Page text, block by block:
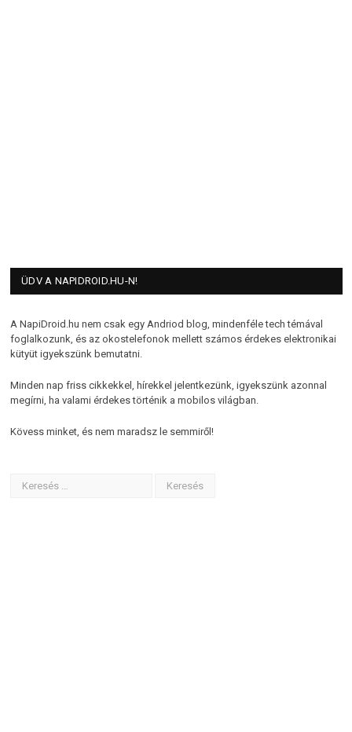
ÜDV A NAPIDROID.HU-N!
A NapiDroid.hu nem csak egy Andriod blog, mindenféle tech témával
foglalkozunk, és az okostelefonok mellett számos érdekes elektronikai
kütyüt igyekszünk bemutatni.
Minden nap friss cikkekkel, hírekkel jelentkezünk, igyekszünk azonnal
megírni, ha valami érdekes történik a mobilos világban.
Kövess minket, és nem maradsz le semmiről!